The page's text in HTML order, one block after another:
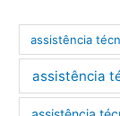
assistência
assistência